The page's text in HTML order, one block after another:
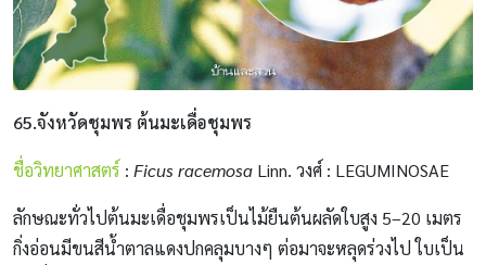
65.จังหวัดชุมพร ต้นมะเดื่อชุมพร
ชื่อวิทยาศาสตร์ : Ficus racemosa Linn. วงศ์ : LEGUMINOSAE
ลักษณะทั่วไปต้นมะเดื่อชุมพรเป็นไม้ยืนต้นผลัดใบสูง 5–20 เมตร
กิ่งอ่อนมีขนสีน้ำตาลแดงปกคลุมบางๆ ต่อมาจะหลุดร่วงไป ใบเป็น